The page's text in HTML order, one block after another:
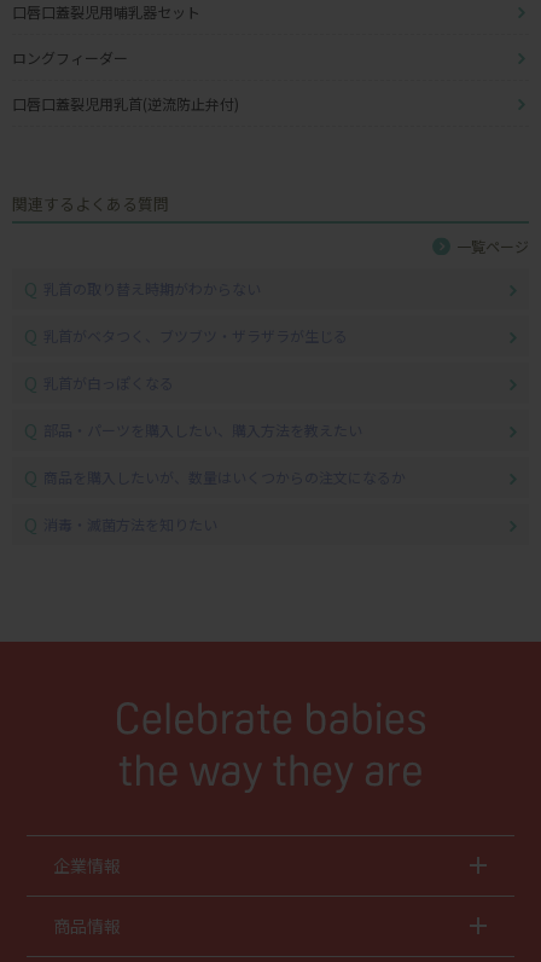
口唇口蓋裂児用哺乳器セット
ロングフィーダー
口唇口蓋裂児用乳首(逆流防止弁付)
関連するよくある質問
一覧ページ
Q
Q
Q
Q
Q
Q
企業情報
商品情報